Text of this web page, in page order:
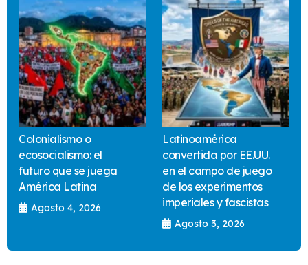
Colonialismo o
ecosocialismo: el
futuro que se juega
América Latina
Agosto 4, 2026
Latinoamérica
convertida por EE.UU.
en el campo de juego
de los experimentos
imperiales y fascistas
Agosto 3, 2026